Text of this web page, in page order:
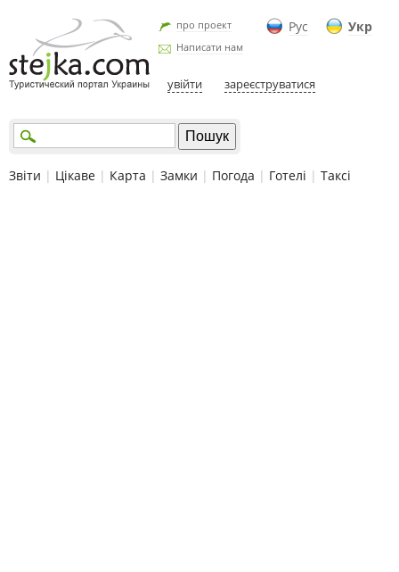
Рус Укр
про проект
Написати нам
увійти зареєструватися
Звіти | Цікаве | Карта | Замки | Погода | Готелі | Таксі